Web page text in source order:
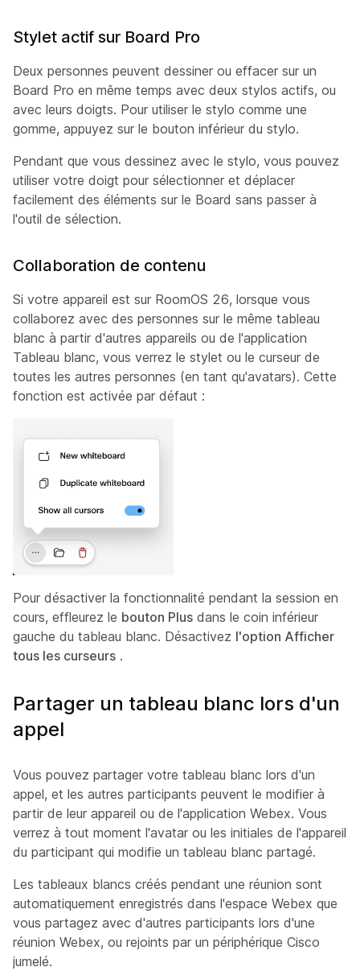
Stylet actif sur Board Pro
Deux personnes peuvent dessiner ou effacer sur un
Board Pro en même temps avec deux stylos actifs, ou
avec leurs doigts. Pour utiliser le stylo comme une
gomme, appuyez sur le bouton inférieur du stylo.
Pendant que vous dessinez avec le stylo, vous pouvez
utiliser votre doigt pour sélectionner et déplacer
facilement des éléments sur le Board sans passer à
l'outil de sélection.
Collaboration de contenu
Si votre appareil est sur RoomOS 26, lorsque vous
collaborez avec des personnes sur le même tableau
blanc à partir d'autres appareils ou de l'application
Tableau blanc, vous verrez le stylet ou le curseur de
toutes les autres personnes (en tant qu'avatars). Cette
fonction est activée par défaut :
Pour désactiver la fonctionnalité pendant la session en
cours, effleurez le bouton Plus dans le coin inférieur
gauche du tableau blanc. Désactivez l'option Afficher
tous les curseurs .
Partager un tableau blanc lors d'un
appel
Vous pouvez partager votre tableau blanc lors d'un
appel, et les autres participants peuvent le modifier à
partir de leur appareil ou de l'application Webex. Vous
verrez à tout moment l'avatar ou les initiales de l'appareil
du participant qui modifie un tableau blanc partagé.
Les tableaux blancs créés pendant une réunion sont
automatiquement enregistrés dans l'espace Webex que
vous partagez avec d'autres participants lors d'une
réunion Webex, ou rejoints par un périphérique Cisco
jumelé.